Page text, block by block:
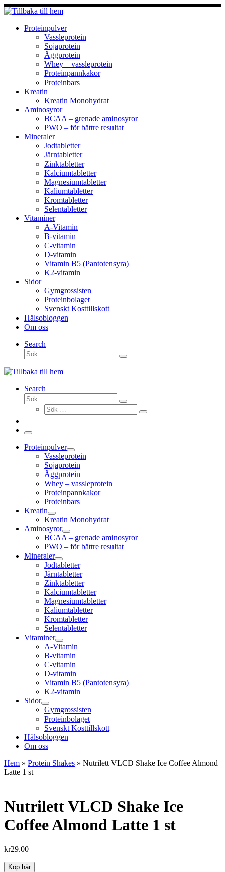
Hoppa
till
innehållProteinpulver
Vassleprotein
Sojaprotein
Äggprotein
Whey – vassleprotein
Proteinpannkakor
Proteinbars
Kreatin
Kreatin Monohydrat
Aminosyror
BCAA – grenade aminosyror
PWO – för bättre resultat
Mineraler
Jodtabletter
Järntabletter
Zinktabletter
Kalciumtabletter
Magnesiumtabletter
Kaliumtabletter
Kromtabletter
Selentabletter
Vitaminer
A-Vitamin
B-vitamin
C-vitamin
D-vitamin
Vitamin B5 (Pantotensyra)
K2-vitamin
Sidor
Gymgrossisten
Proteinbolaget
Svenskt Kosttillskott
Hälsobloggen
Om oss
Search
Sök
Sök
Search
Sök
Sök
Sök
Sök
Meny
Proteinpulver
Vassleprotein
Sojaprotein
Äggprotein
Whey – vassleprotein
Proteinpannkakor
Proteinbars
Kreatin
Kreatin Monohydrat
Aminosyror
BCAA – grenade aminosyror
PWO – för bättre resultat
Mineraler
Jodtabletter
Järntabletter
Zinktabletter
Kalciumtabletter
Magnesiumtabletter
Kaliumtabletter
Kromtabletter
Selentabletter
Vitaminer
A-Vitamin
B-vitamin
C-vitamin
D-vitamin
Vitamin B5 (Pantotensyra)
K2-vitamin
Sidor
Gymgrossisten
Proteinbolaget
Svenskt Kosttillskott
Hälsobloggen
Om oss
Hem » Protein Shakes » Nutrilett VLCD Shake Ice Coffee Almond
Latte 1 st
Nutrilett VLCD Shake Ice
Coffee Almond Latte 1 st
kr29.00
Köp här